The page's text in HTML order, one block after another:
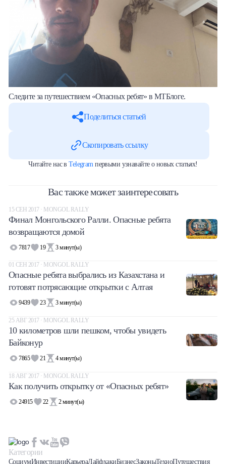
Следите за путешествием «Опасных ребят» в МТБлоге.
Поделиться статьей
Скопировать ссылку
Читайте нас вTelegramпервыми узнавайте о новых статьях!
Вас также может заинтересовать
15 СЕН 2017 · MONGOL RALLY
Финал Монгольского Ралли. Опасные ребята
возвращаются домой
7817 19 3минут(ы)
01 СЕН 2017 · MONGOL RALLY
Опасные ребята выбрались из Казахстана и
готовят потрясающие открытки с Алтая
9439 23 3минут(ы)
25 АВГ 2017 · MONGOL RALLY
10 километров шли пешком, чтобы увидеть
Байконур
7865 21 4минут(ы)
18 АВГ 2017 · MONGOL RALLY
Как получить открытку от «Опасных ребят»
24915 22 2минут(ы)
Категории
СоциумИнвестицииКарьераЛайфхакиБизнесЗаконыТехноПутешествия